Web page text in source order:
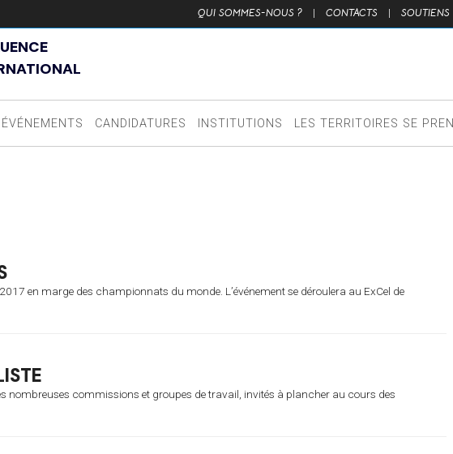
QUI SOMMES-NOUS ? | CONTACTS | SOUTIENS
ÉVÉNEMENTS CANDIDATURES INSTITUTIONS LES TERRITOIRES SE
en marge des championnats du monde. L’événement se déroulera au ExCel de
nombreuses commissions et groupes de travail, invités à plancher au cours des